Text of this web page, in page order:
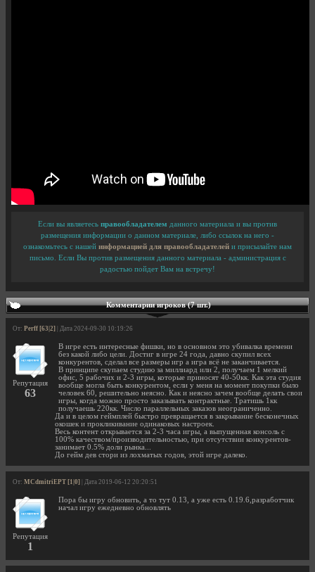
Если вы являетесь правообладателем данного материала и вы против
размещения информации о данном материале, либо ссылок на него -
ознакомьтесь с нашей информацией для правообладателей и присылайте нам
письмо. Если Вы против размещения данного материала - администрация с
радостью пойдет Вам на встречу!
Комментарии игроков (7 шт.)
От: Perff [63|2] | Дата 2024-09-30 10:19:26
Репутация
63
В игре есть интересные фишки, но в основном это убивалка времени
без какой либо цели. Достиг в игре 24 года, давно скупил всех
конкурентов, сделал все размеры игр а игра всё не заканчивается.
В принципе скупаем студию за миллиард или 2, получаем 1 мелкий
офис, 5 рабочих и 2-3 игры, которые приносят 40-50кк. Как эта студия
вообще могла быть конкурентом, если у меня на момент покупки было
человек 60, решительно неясно. Как и неясно зачем вообще делать свои
игры, когда можно просто заказывать контрактные. Тратишь 1кк
получаешь 220кк. Число параллельных заказов неограниченно.
Да и в целом геймплей быстро превращается в закрывание бесконечных
окошек и прокликивание одинаковых настроек.
Весь контент открывается за 2-3 часа игры, а выпущенная консоль с
100% качеством/производительностью, при отсутствии конкурентов-
занимает 0.5% доли рынка...
До гейм дев стори из лохматых годов, этой игре далеко.
От: MCdmitriEPT [1|0] | Дата 2019-06-12 20:20:51
Репутация
1
Пора бы игру обновить, а то тут 0.13, а уже есть 0.19.6,разработчик
начал игру ежедневно обновлять